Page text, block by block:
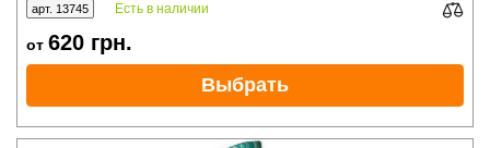
арт. 13745 Есть в наличии
от 620 грн.
Выбрать